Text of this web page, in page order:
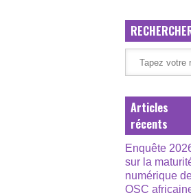
Articles
récents
Enquête
sur la
numérique
OSC